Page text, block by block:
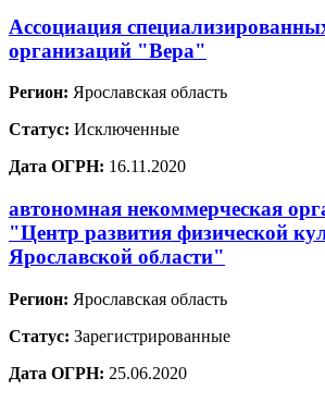
Ассоциация
организаций "Вера"
Регион: Ярославская область
Статус: Исключенные
Дата ОГРН: 16.11.2020
автономная некоммерческая
"Центр развития физической
Ярославской области"
Регион: Ярославская область
Статус: Зарегистрированные
Дата ОГРН: 25.06.2020